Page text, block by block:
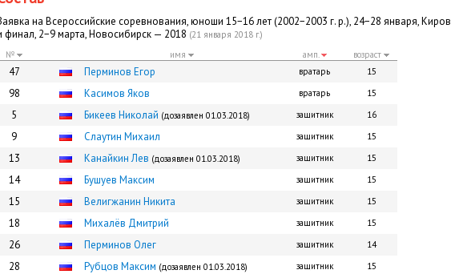
на Всероссийские соревнования, юноши 15−16 лет (2002−2003 г. р.), 24−28 января, Киров
финал, 2−9 марта, Новосибирск — 2018 (21 января 2018 г.)
№
имя амп. возраст
47 Перминов Егор вратарь 15
98 Касимов Яков вратарь 15
5 Бикеев Николай (дозаявлен 01.03.2018) защитник 16
9 Слаутин Михаил защитник 15
13 Канайкин Лев (дозаявлен 01.03.2018) защитник 15
14 Бушуев Максим защитник 15
15 Велигжанин Никита защитник 15
18 Михалёв Дмитрий защитник 15
26 Перминов Олег защитник 14
28 Рубцов Максим (дозаявлен 01.03.2018) защитник 15